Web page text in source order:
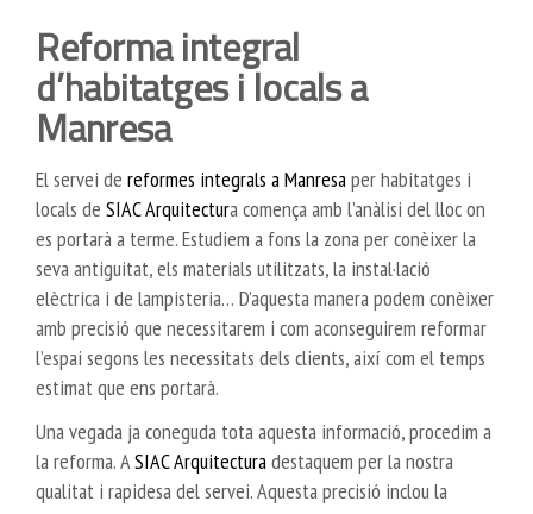
Reforma integral
d’habitatges i locals a
Manresa
El servei de reformes integrals a Manresaper habitatges i
locals de SIAC Arquitectura comença amb l’anàlisi del lloc on
es portarà a terme. Estudiem a fons la zona per conèixer la
seva antiguitat, els materials utilitzats, la instal·lació
elèctrica i de lampisteria… D’aquesta manera podem conèixer
amb precisió que necessitarem i com aconseguirem reformar
l’espai segons les necessitats dels clients, així com el temps
estimat que ens portarà.
Una vegada ja coneguda tota aquesta informació, procedim a
la reforma. ASIAC Arquitecturadestaquem per la nostra
qualitat i rapidesa del servei. Aquesta precisió inclou la